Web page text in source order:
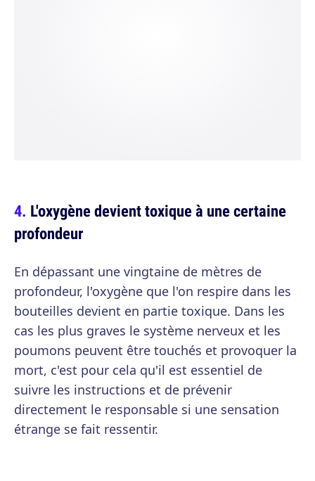
L'oxygène devient toxique à une certaine
profondeur
En dépassant une vingtaine de mètres de
profondeur, l'oxygène que l'on respire dans les
bouteilles devient en partie toxique. Dans les
cas les plus graves le système nerveux et les
poumons peuvent être touchés et provoquer la
mort, c'est pour cela qu'il est essentiel de
suivre les instructions et de prévenir
directement le responsable si une sensation
étrange se fait ressentir.